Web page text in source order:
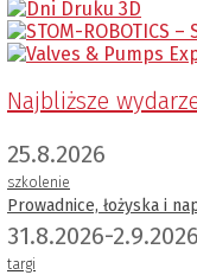
Najbliższe
25.8.2026
szkolenie
Prowadnice, łożyska i
31.8.2026-2.9.2026
targi